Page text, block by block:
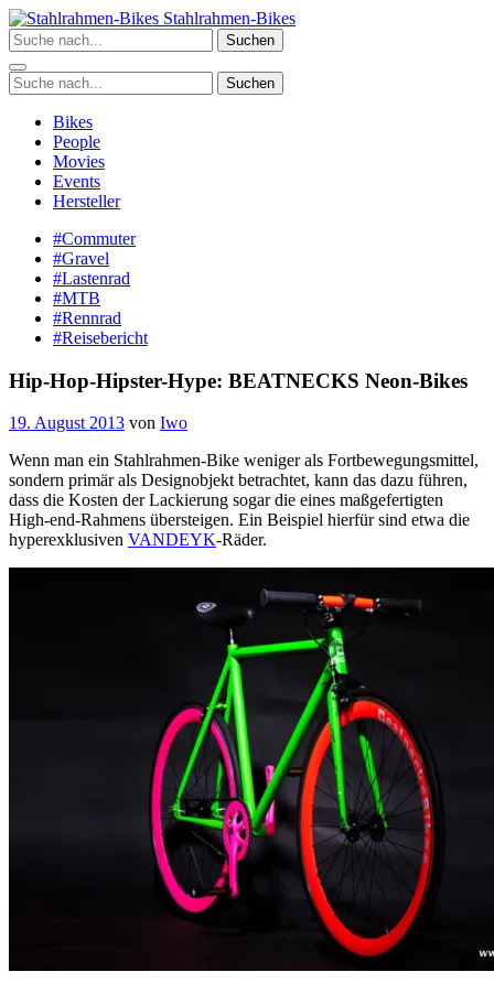
Zum
Inhalt
springen
Stahlrahmen-Bikes
Suchen
Suchen
Bikes
People
Movies
Events
Hersteller
#Commuter
#Gravel
#Lastenrad
#MTB
#Rennrad
#Reisebericht
Hip-Hop-Hipster-Hype: BEATNECKS Neon-Bikes
19. August 2013 von Iwo
Wenn man ein Stahlrahmen-Bike weniger als Fortbewegungsmittel,
sondern primär als Designobjekt betrachtet, kann das dazu führen,
dass die Kosten der Lackierung sogar die eines maßgefertigten
High-end-Rahmens übersteigen. Ein Beispiel hierfür sind etwa die
hyperexklusiven VANDEYK-Räder.